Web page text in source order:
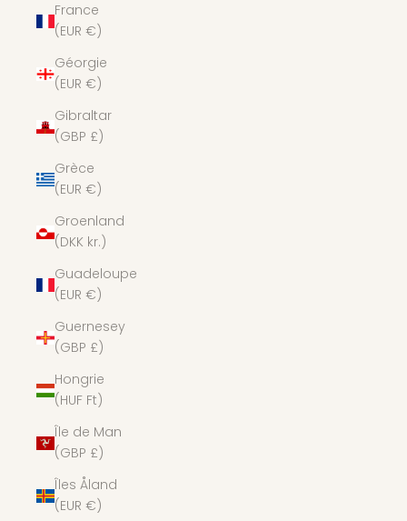
France
(EUR €)
Géorgie
(EUR €)
Gibraltar
(GBP £)
Grèce
(EUR €)
Groenland
(DKK kr.)
Guadeloupe
(EUR €)
Guernesey
(GBP £)
Hongrie
(HUF Ft)
Île de Man
(GBP £)
Îles Åland
(EUR €)